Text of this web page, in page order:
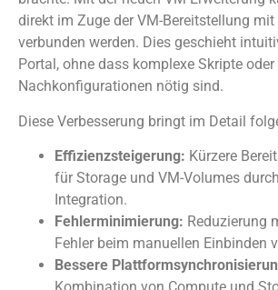
direkt im Zuge der VM-Bereitstellung
verbunden werden. Dies geschieht
Portal, ohne dass komplexe Skripte
Nachkonfigurationen nötig sind.
Diese Verbesserung bringt im Detail
Effizienzsteigerung: Kürzere
für Storage und VM-Volumes
Integration.
Fehlerminimierung: Reduzierung
Fehler beim manuellen Einbinden
Bessere